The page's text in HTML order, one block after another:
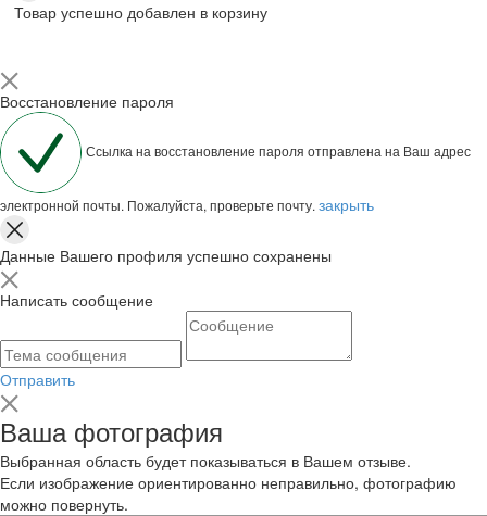
Товар успешно добавлен в корзину
Восстановление пароля
Ссылка на восстановление пароля отправлена на Ваш адрес
электронной почты. Пожалуйста, проверьте почту. закрыть
Данные Вашего профиля успешно сохранены
Написать сообщение
Отправить
Ваша фотография
Выбранная область будет показываться в Вашем отзыве.
Если изображение ориентированно неправильно, фотографию
можно повернуть.